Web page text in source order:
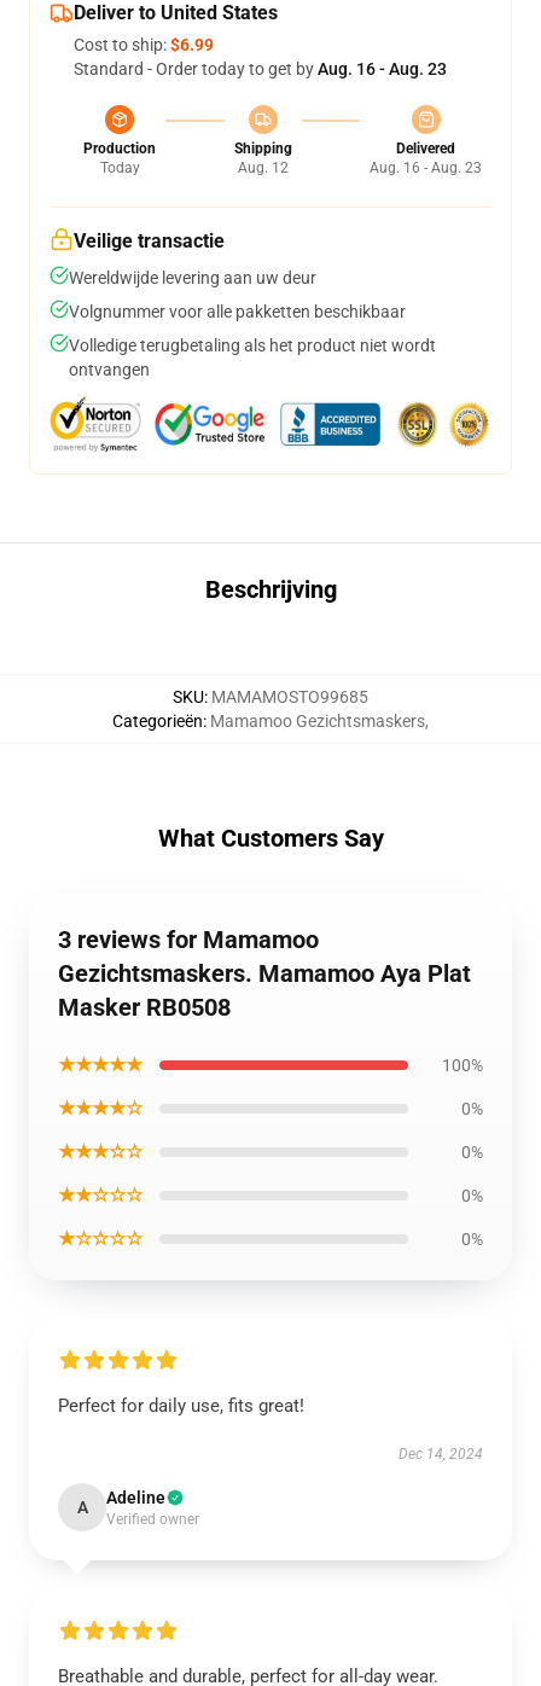
Deliver to United States
Cost to ship:$6.99
Standard - Order today to get byAug. 16 - Aug. 23
Production
Today
Shipping
Aug. 12
Delivered
Aug. 16 - Aug. 23
Veilige transactie
Wereldwijde levering aan uw deur
Volgnummer voor alle pakketten beschikbaar
Volledige terugbetaling als het product niet wordt
ontvangen
Beschrijving
SKU: MAMAMOSTO99685
Categorieën: Mamamoo Gezichtsmaskers,
What Customers Say
3 reviews for Mamamoo
Gezichtsmaskers. Mamamoo Aya Plat
Masker RB0508
★★★★★ 100%
★★★★☆ 0%
★★★☆☆ 0%
★★☆☆☆ 0%
★☆☆☆☆ 0%
Perfect for daily use, fits great!
Dec 14, 2024
A Adeline
Verified owner
Breathable and durable, perfect for all-day wear.